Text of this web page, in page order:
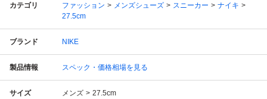
カテゴリ ファッション メンズシューズ スニーカー
ナイキ
27.5cm
ブランド NIKE
製品情報 スペック・価格相場を見る
サイズ メンズ 27.5cm